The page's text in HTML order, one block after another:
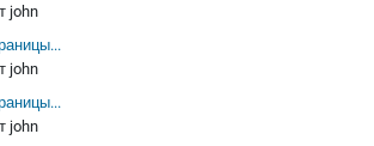
john
john
john